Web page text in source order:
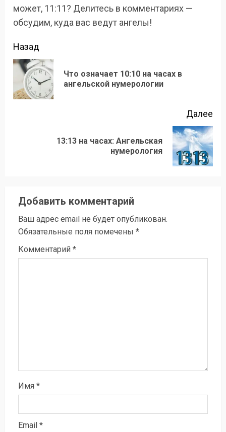
может, 11:11? Делитесь в комментариях —
обсудим, куда вас ведут ангелы!
Продолжить
чтение
Назад
Что означает 10:10 на часах в
ангельской нумерологии
Далее
Следующая13:13 на часах: Ангельская
нумерология
Добавить комментарий
Ваш адрес email не будет опубликован.
Обязательные поля помечены *
Комментарий *
Имя *
Email *